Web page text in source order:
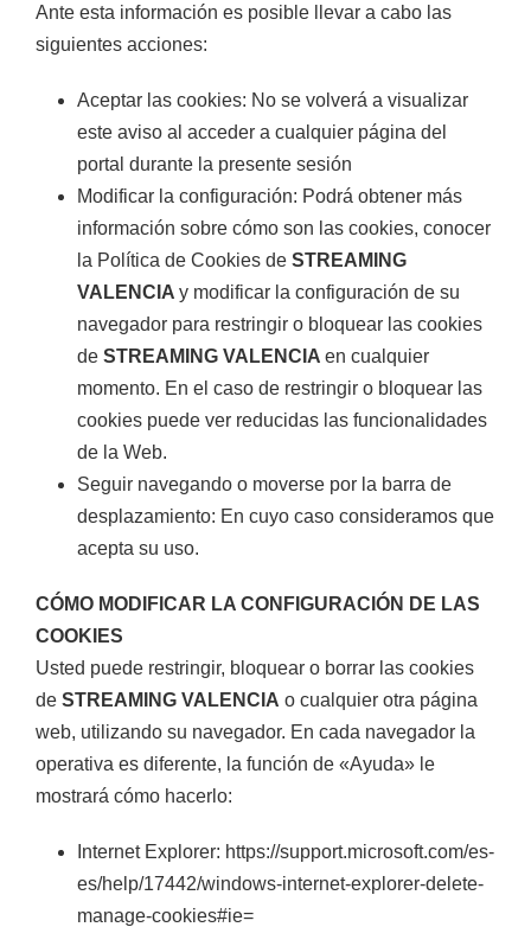
Ante esta información es posible llevar a cabo las
siguientes acciones:
Aceptar las cookies: No se volverá a visualizar
este aviso al acceder a cualquier página del
portal durante la presente sesión
Modificar la configuración: Podrá obtener más
información sobre cómo son las cookies, conocer
la Política de Cookies de STREAMING
VALENCIA y modificar la configuración de su
navegador para restringir o bloquear las cookies
de STREAMING VALENCIA en cualquier
momento. En el caso de restringir o bloquear las
cookies puede ver reducidas las funcionalidades
de la Web.
Seguir navegando o moverse por la barra de
desplazamiento: En cuyo caso consideramos que
acepta su uso.
CÓMO MODIFICAR LA CONFIGURACIÓN DE LAS
COOKIES
Usted puede restringir, bloquear o borrar las cookies
de STREAMING VALENCIA o cualquier otra página
web, utilizando su navegador. En cada navegador la
operativa es diferente, la función de «Ayuda» le
mostrará cómo hacerlo:
Internet Explorer: https://support.microsoft.com/es-
es/help/17442/windows-internet-explorer-delete-
manage-cookies#ie=